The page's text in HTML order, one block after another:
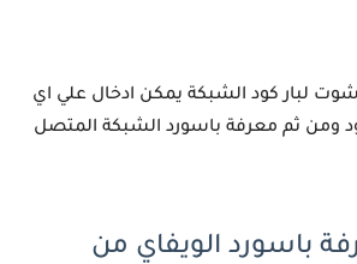
لبار كود الشبكة يمكن ادخال علي اي
ومن ثم معرفة باسورد الشبكة المتصل
باسورد الويفاي من